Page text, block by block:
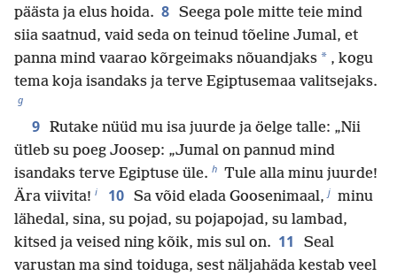
päästa ja elus hoida. 8 Seega pole mitte teie mind
siia saatnud, vaid seda on teinud tõeline Jumal, et
panna mind vaarao kõrgeimaks nõuandjaks * , kogu
tema koja isandaks ja terve Egiptusemaa valitsejaks.
g
9 Rutake nüüd mu isa juurde ja öelge talle: „Nii
ütleb su poeg Joosep: „Jumal on pannud mind
isandaks terve Egiptuse üle. h Tule alla minu juurde!
Ära viivita! i 10 Sa võid elada Goosenimaal, j minu
lähedal, sina, su pojad, su pojapojad, su lambad,
kitsed ja veised ning kõik, mis sul on. 11
Seal
varustan ma sind toiduga, sest näljahäda kestab veel